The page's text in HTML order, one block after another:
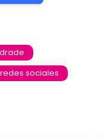
redes sociales